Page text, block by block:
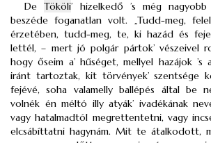
DeTököli’ hizelkedő ’s még
beszéde foganatlan volt. „Tudd-meg,
érzetében, tudd-meg, te, ki hazád és
lettél, – mert jó polgár pártok’ vészeivel
hogy őseim a’ hűséget, mellyel hazájok ’s
iránt tartoztak, kit törvények’ szentsége
fejévé, soha valamelly ballépés által be
volnék én méltó illy atyák’ ivadékának
vagy hatalmadtól megrettentetni, vagy
elcsábíttatni hagynám. Mit te átalkodott,